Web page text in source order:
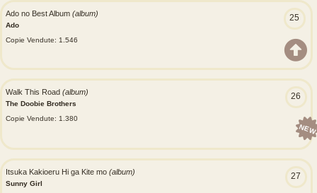
25
Ado no Best Album (album)
Ado
Copie Vendute: 1.546
26
NEW
Walk This Road (album)
The Doobie Brothers
Copie Vendute: 1.380
27
Itsuka Kakioeru Hi ga Kite mo (album)
Sunny Girl